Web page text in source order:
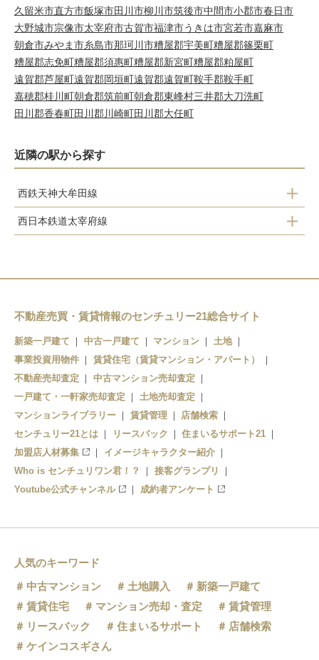
久留米市直方市飯塚市田川市柳川市筑後市中間市小郡市春日市
大野城市宗像市太宰府市古賀市福津市うきは市宮若市嘉麻市
朝倉市みやま市糸島市那珂川市糟屋郡宇美町糟屋郡篠栗町
糟屋郡志免町糟屋郡須惠町糟屋郡新宮町糟屋郡粕屋町
遠賀郡芦屋町遠賀郡岡垣町遠賀郡遠賀町鞍手郡鞍手町
嘉穂郡桂川町朝倉郡筑前町朝倉郡東峰村三井郡大刀洗町
田川郡香春町田川郡川崎町田川郡大任町
近隣の駅から探す
西鉄天神大牟田線
白木原
朝倉街道
桜台
西日本鉄道太宰府線
不動産売買・賃貸情報のセンチュリー21総合サイト
新築一戸建て 中古一戸建て マンション
土地
事業投資用物件
賃貸住宅（賃貸マンション・アパート）
不動産売却査定
中古マンション売却査定
一戸建て・一軒家売却査定
土地売却査定
マンションライブラリー
賃貸管理
店舗検索
センチュリー21とは
リースバック
住まいるサポート21
加盟店人材募集
イメージキャラクター紹介
Who is センチュリワン君！？
接客グランプリ
Youtube公式チャンネル
成約者アンケート
人気のキーワード
中古マンション
土地購入
新築一戸建て
賃貸住宅
マンション売却・査定
賃貸管理
リースバック
住まいるサポート
店舗検索
ケインコスギさん